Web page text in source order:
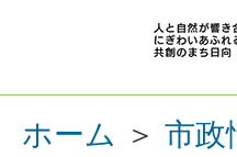
ホーム ＞ 市政